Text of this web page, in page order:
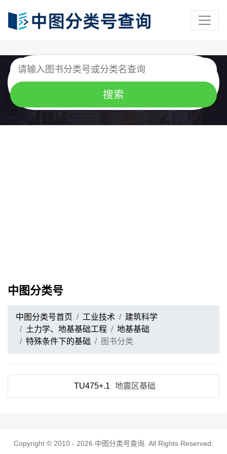
中图分类号
中图分类号首页 工业技术
建筑科学
土力学、地基基础工程
地基基础
特殊条件下的基础
图书分类
TU475+.1 地震区基础
Copyright © 2010 - 2026 中图分类号查询 . All Rights Reserved.